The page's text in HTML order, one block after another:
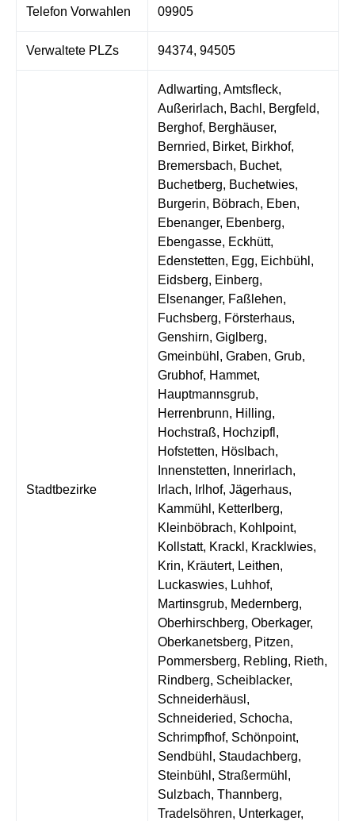
Telefon Vorwahlen 09905
Verwaltete PLZs 94374, 94505
Stadtbezirke
Adlwarting, Amtsfleck,
Außerirlach, Bachl, Bergfeld,
Berghof, Berghäuser,
Bernried, Birket, Birkhof,
Bremersbach, Buchet,
Buchetberg, Buchetwies,
Burgerin, Böbrach, Eben,
Ebenanger, Ebenberg,
Ebengasse, Eckhütt,
Edenstetten, Egg, Eichbühl,
Eidsberg, Einberg,
Elsenanger, Faßlehen,
Fuchsberg, Försterhaus,
Genshirn, Giglberg,
Gmeinbühl, Graben, Grub,
Grubhof, Hammet,
Hauptmannsgrub,
Herrenbrunn, Hilling,
Hochstraß, Hochzipfl,
Hofstetten, Höslbach,
Innenstetten, Innerirlach,
Irlach, Irlhof, Jägerhaus,
Kammühl, Ketterlberg,
Kleinböbrach, Kohlpoint,
Kollstatt, Krackl, Kracklwies,
Krin, Kräutert, Leithen,
Luckaswies, Luhhof,
Martinsgrub, Medernberg,
Oberhirschberg, Oberkager,
Oberkanetsberg, Pitzen,
Pommersberg, Rebling, Rieth,
Rindberg, Scheiblacker,
Schneiderhäusl,
Schneideried, Schocha,
Schrimpfhof, Schönpoint,
Sendbühl, Staudachberg,
Steinbühl, Straßermühl,
Sulzbach, Thannberg,
Tradelsöhren, Unterkager,